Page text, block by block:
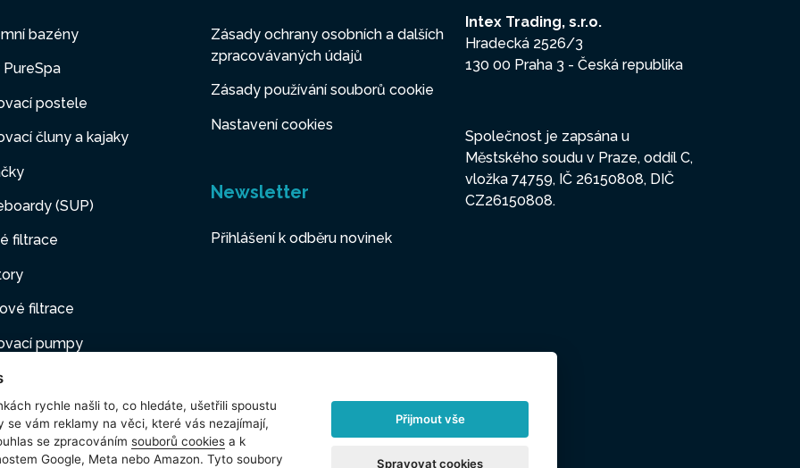
bazény
postele
čluny a kajaky
(SUP)
filtrace
filtrace
pumpy
nábytek
mazlíčci
Zásady ochrany osobních a dalších
zpracovávaných údajů
Zásady používání souborů cookie
Nastavení cookies
Newsletter
Přihlášení k odběru novinek
Intex Trading, s.r.o.
Hradecká 2526/3
130 00 Praha 3 - Česká republika
Společnost je zapsána u
Městského soudu v Praze, oddíl C,
vložka 74759, IČ 26150808, DIČ
CZ26150808.
rychle našli to, co hledáte, ušetřili spoustu
se vám reklamy na věci, které vás nezajímají,
se zpracováním souborů cookies a k
Google, Meta nebo Amazon. Tyto soubory
Přijmout vše
Spravovat cookies